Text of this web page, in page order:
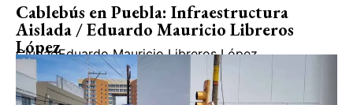
Cablebús en Puebla: Infraestructura
Aislada / Eduardo Mauricio Libreros
López
CiudadEduardo Mauricio Libreros López